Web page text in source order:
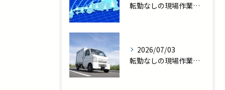
転勤なしの現場作業員求人｜東大阪で家族との時間を守る新しい働き方
2026/07/03
転勤なしの現場作業員求人を探している方へ｜プライベート充実の新しい働き方